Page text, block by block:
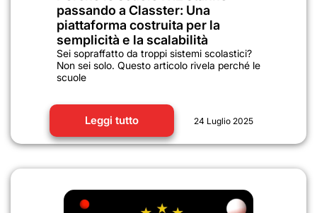
passando a Classter: Una
piattaforma costruita per la
semplicità e la scalabilità
Sei sopraffatto da troppi sistemi scolastici?
Non sei solo. Questo articolo rivela perché le
scuole
Leggi tutto 24 Luglio 2025